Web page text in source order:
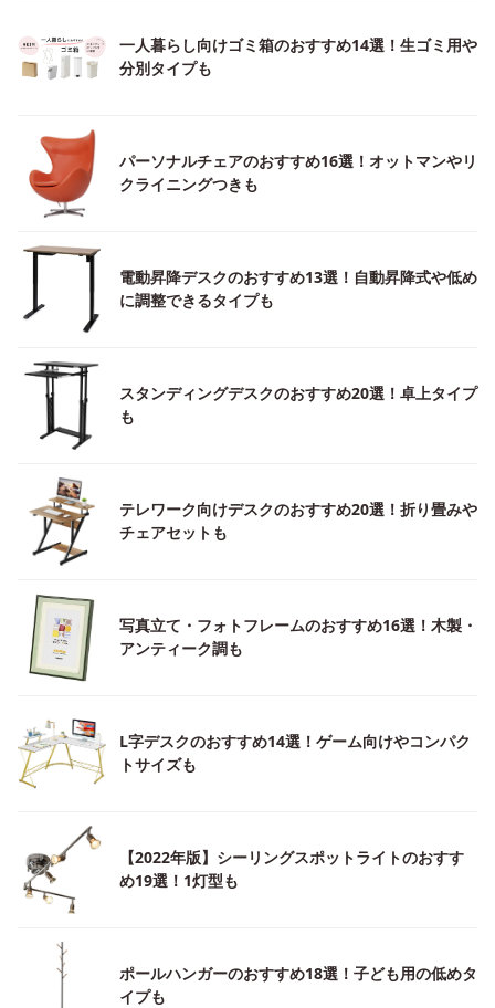
一人暮らし向けゴミ箱のおすすめ14選！生ゴミ用や
分別タイプも
パーソナルチェアのおすすめ16選！オットマンやリ
クライニングつきも
電動昇降デスクのおすすめ13選！自動昇降式や低め
に調整できるタイプも
スタンディングデスクのおすすめ20選！卓上タイプ
も
テレワーク向けデスクのおすすめ20選！折り畳みや
チェアセットも
写真立て・フォトフレームのおすすめ16選！木製・
アンティーク調も
L字デスクのおすすめ14選！ゲーム向けやコンパク
トサイズも
【2022年版】シーリングスポットライトのおすす
め19選！1灯型も
ポールハンガーのおすすめ18選！子ども用の低めタ
イプも